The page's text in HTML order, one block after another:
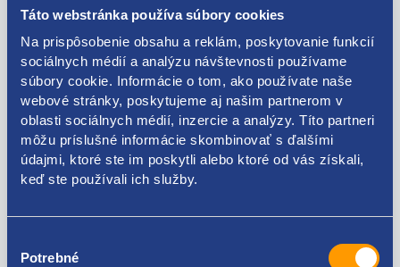
Táto webstránka používa súbory cookies
Na prispôsobenie obsahu a reklám, poskytovanie funkcií
sociálnych médií a analýzu návštevnosti používame
súbory cookie. Informácie o tom, ako používate naše
webové stránky, poskytujeme aj našim partnerom v
oblasti sociálnych médií, inzercie a analýzy. Títo partneri
môžu príslušné informácie skombinovať s ďalšími
údajmi, ktoré ste im poskytli alebo ktoré od vás získali,
keď ste používali ich služby.
súhlasu
Potrebné
Kódy produktov
BV6N-3C529-ED 2390087 BV6N-3C529-EB BV6N-3C529-
EA BV6N-3C529-AF BV6N-3C529-AE BV6N-3C529-AD
BV6N-3C529-AC BV6N-3C529-AB
Použiteľné pre vozidlá